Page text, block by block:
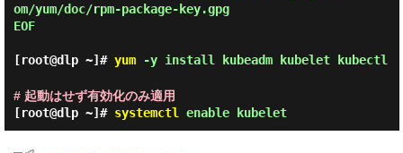
om/yum/doc/rpm-package-key.gpg
EOF
[root@dlp ~]# yum-y install kubeadm kubelet kubectl
# 起動はせず有効化のみ適用
[root@dlp ~]# systemctl enable kubelet